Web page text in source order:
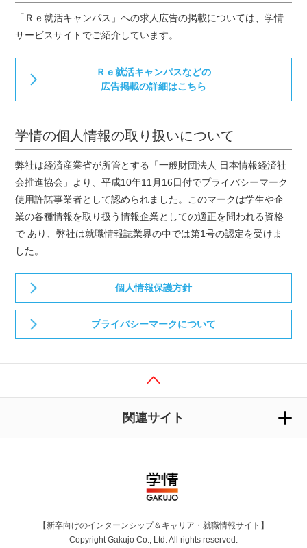
「Ｒｅ就活キャンパス」への求人広告の掲載については、学情
サービスサイトでご紹介しています。
Ｒｅ就活キャンパスなどの
広告掲載の詳細はこちら
学情の個人情報の取り扱いについて
弊社は経済産業省が所管とする「一般財団法人 日本情報経済社
会推進協会」より、平成10年11月16日付でプライバシーマーク
使用許諾事業者として認められました。このマークは学生や企
業の各種情報を取り扱う情報企業としての適正を問われる資格
で あり、弊社は就職情報誌業界の中では第1号の認定を受けま
した。
個人情報保護方針
プライバシーマークについて
関連サイト
【新卒向けのインターンシップ＆キャリア・就職情報サイト】
Copyright Gakujo Co., Ltd. All rights reserved.